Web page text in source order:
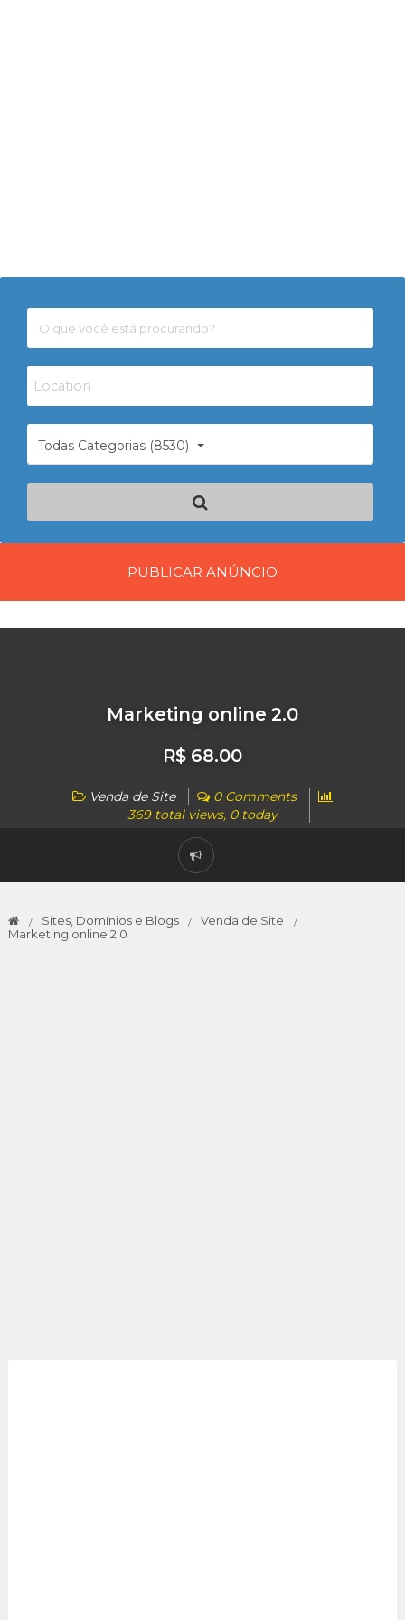
Todas Categorias (8530)
PUBLICAR ANÚNCIO
Marketing online 2.0
R$ 68.00
Venda de Site
0 Comments
369 total views, 0 today
Sites, Domínios e Blogs
Venda de Site
Marketing online 2.0